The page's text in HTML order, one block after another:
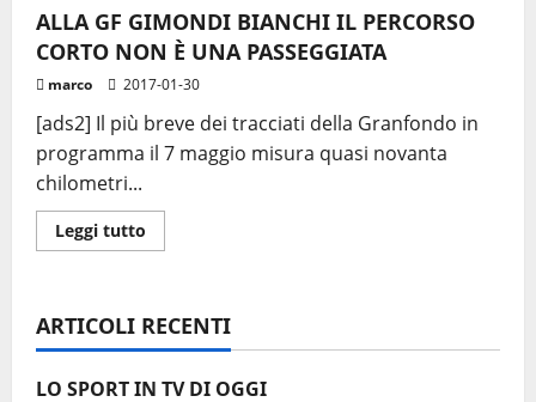
WORLD
CUP
2017:
PARK
E
SONG
TRIONFANO
ALLA
TORRE
DI
CORVARA
ALLA GF GIMONDI BIANCHI IL PERCORSO
CORTO NON È UNA PASSEGGIATA
marco 2017-01-30
[ads2] Il più breve dei tracciati della Granfondo in
programma il 7 maggio misura quasi novanta
chilometri...
Leggi tutto
di
GF
GIMONDI
BIANCHI
PERCORSO
CORTO
ARTICOLI RECENTI
LO SPORT IN TV DI OGGI